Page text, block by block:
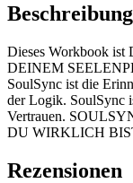
Beschreibung
Dieses Workbook ist
DEINEM
SoulSync ist die
der Logik. SoulSync
Vertrauen.
DU WIRKLICH
Rezensionen